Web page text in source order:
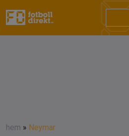
hem » Neymar